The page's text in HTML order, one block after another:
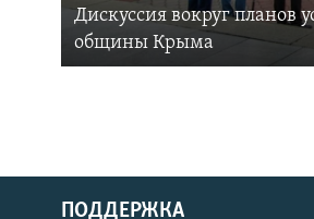
Дискуссия вокруг планов
общины Крыма
ПОДДЕРЖКА